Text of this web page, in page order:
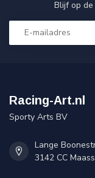
Blijf op
Racing-Art.nl
Sporty Arts BV
Lange
3142 CC